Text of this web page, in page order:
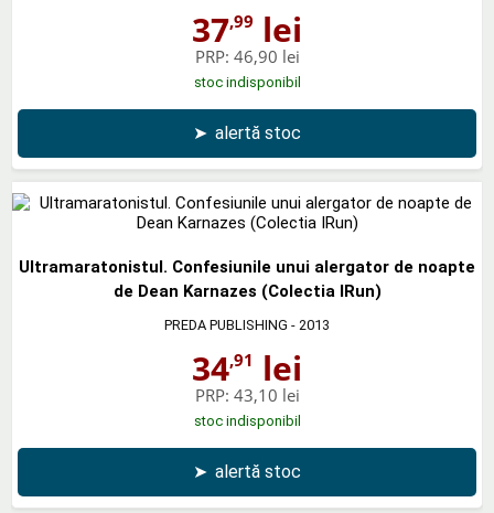
37,99 lei
PRP: 46,90 lei
stoc indisponibil
➤ alertă stoc
Ultramaratonistul. Confesiunile unui alergator de noapte
de Dean Karnazes (Colectia IRun)
PREDA PUBLISHING - 2013
34,91 lei
PRP: 43,10 lei
stoc indisponibil
➤ alertă stoc